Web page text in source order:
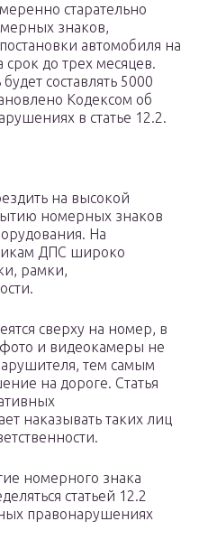
старательно
знаков,
автомобиля на
до трех месяцев.
составлять 5000
Кодексом об
в статье 12.2.
на высокой
номерных знаков
На
ДПС широко
рамки,
сверху на номер, в
и видеокамеры не
тем самым
на дороге. Статья
наказывать таких лиц
номерного знака
статьей 12.2
правонарушениях